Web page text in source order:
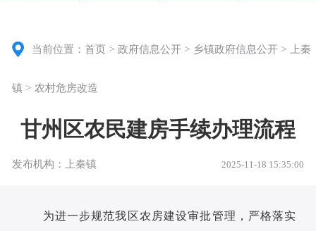
当前位置：首页 >政府信息公开 > 乡镇政府信息公开 > 上秦
镇 >农村危房改造
甘州区农民建房手续办理流程
发布机构：上秦镇 2025-11-18 15:35:00
为进一步规范我区农房建设审批管理，严格落实